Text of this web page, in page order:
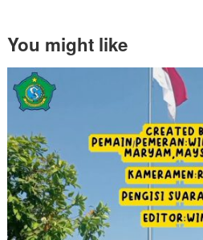
You might like